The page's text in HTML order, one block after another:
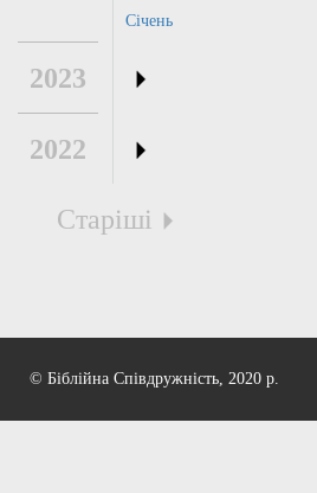
Січень
2023
2022
Старіші
© Біблійна Співдружність, 2020 р.